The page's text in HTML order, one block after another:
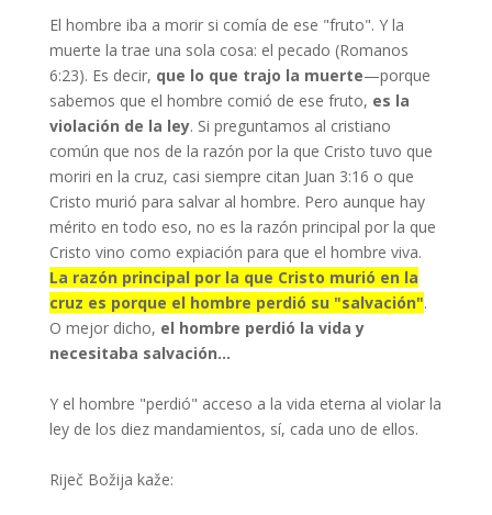
El hombre iba a morir si comía de ese "fruto". Y la
muerte la trae una sola cosa: el pecado (Romanos
6:23). Es decir, que lo que trajo la muerte—porque
sabemos que el hombre comió de ese fruto, es la
violación de la ley. Si preguntamos al cristiano
común que nos de la razón por la que Cristo tuvo que
moriri en la cruz, casi siempre citan Juan 3:16 o que
Cristo murió para salvar al hombre. Pero aunque hay
mérito en todo eso, no es la razón principal por la que
Cristo vino como expiación para que el hombre viva.
La razón principal por la que Cristo murió en la
cruz es porque el hombre perdió su "salvación".
O mejor dicho, el hombre perdió la vida y
necesitaba salvación…
Y el hombre "perdió" acceso a la vida eterna al violar la
ley de los diez mandamientos, sí, cada uno de ellos.
Riječ Božija kaže: